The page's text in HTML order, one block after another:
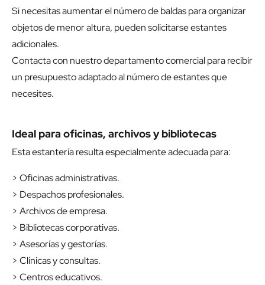
Si necesitas aumentar el número de baldas para organizar
objetos de menor altura, pueden solicitarse estantes
adicionales.
Contacta con nuestro departamento comercial para recibir
un presupuesto adaptado al número de estantes que
necesites.
Ideal para oficinas, archivos y bibliotecas
Esta estantería resulta especialmente adecuada para:
> Oficinas administrativas.
> Despachos profesionales.
> Archivos de empresa.
> Bibliotecas corporativas.
> Asesorías y gestorías.
> Clínicas y consultas.
> Centros educativos.